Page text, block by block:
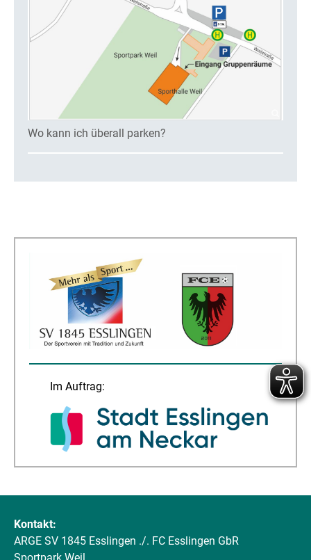
Wo kann ich überall parken?
Im Auftrag:
Kontakt:
ARGE SV 1845 Esslingen ./. FC Esslingen GbR